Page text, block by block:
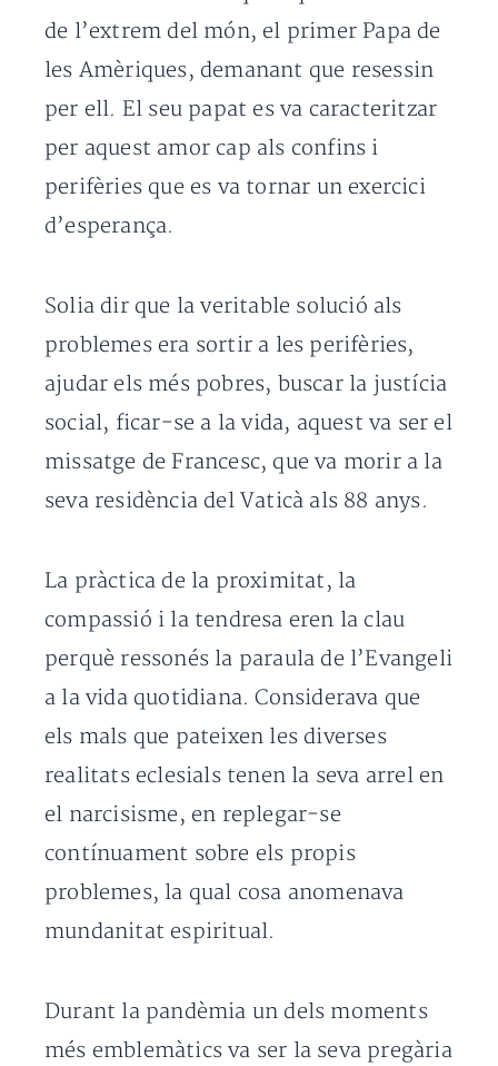
de l’extrem del món, el primer Papa de
les Amèriques, demanant que resessin
per ell. El seu papat es va caracteritzar
per aquest amor cap als confins i
perifèries que es va tornar un exercici
d’esperança.
Solia dir que la veritable solució als
problemes era sortir a les perifèries,
ajudar els més pobres, buscar la justícia
social, ficar-se a la vida, aquest va ser el
missatge de Francesc, que va morir a la
seva residència del Vaticà als 88 anys.
La pràctica de la proximitat, la
compassió i la tendresa eren la clau
perquè ressonés la paraula de l’Evangeli
a la vida quotidiana. Considerava que
els mals que pateixen les diverses
realitats eclesials tenen la seva arrel en
el narcisisme, en replegar-se
contínuament sobre els propis
problemes, la qual cosa anomenava
mundanitat espiritual.
Durant la pandèmia un dels moments
més emblemàtics va ser la seva pregària